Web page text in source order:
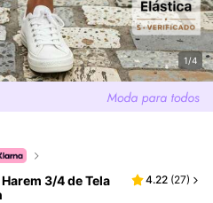
1/4
3/4 de Tela
4.22 (27)